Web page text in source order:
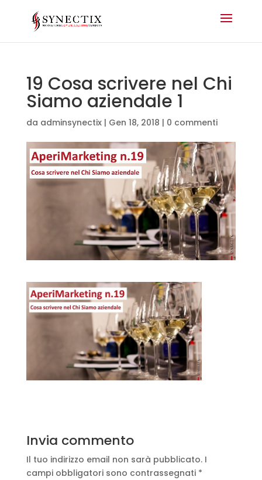
19 Cosa scrivere nel Chi
Siamo aziendale 1
da adminsynectix| Gen 18, 2018 | 0 commenti
Invia commento
Il tuo indirizzo email non sarà pubblicato. I
campi obbligatori sono contrassegnati *